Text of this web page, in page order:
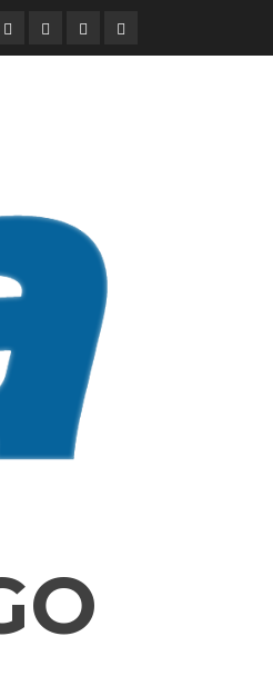
DEPORTES
ENTRETENIMIENTO
CIENCIA
Y
OPINION